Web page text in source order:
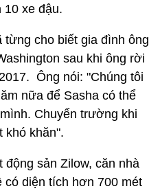
10 xe đậu.
cho biết gia đình ông
sau khi ông rời
Ông nói: "Chúng tôi
nữa để Sasha có thể
Chuyển trường khi
khó khăn".
động sản Zilow, căn nhà
có diện tích hơn 700 mét